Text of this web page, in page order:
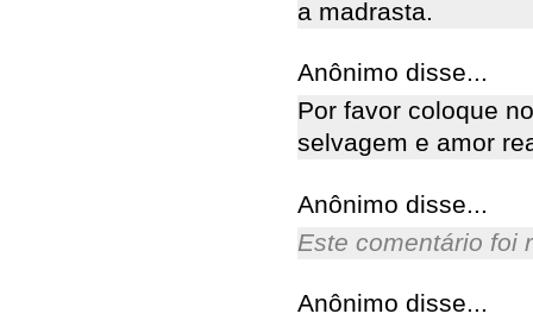
a madrasta.
Anônimo disse...
Por favor coloque
selvagem e amor
Anônimo disse...
Este comentário foi
Anônimo disse...